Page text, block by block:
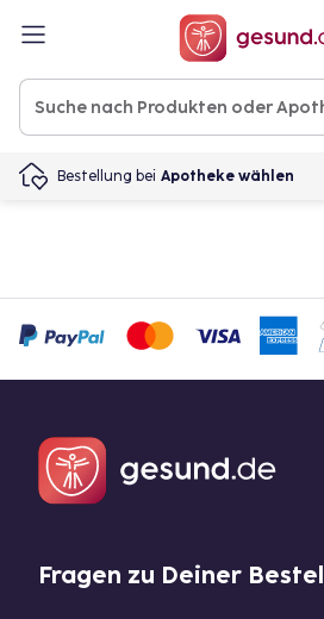
Bestellung bei Apotheke wählen
Fragen zu Deiner